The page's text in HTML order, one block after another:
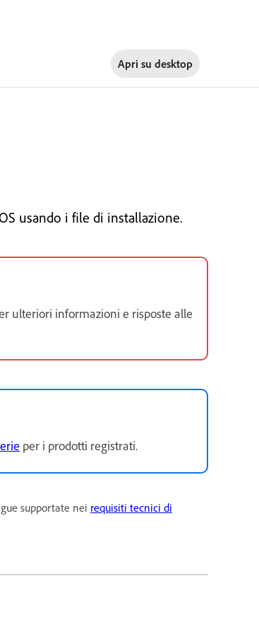
Apri su desktop
usando i file di installazione.
ulteriori informazioni e risposte alle
per i prodotti registrati.
supportate nei requisiti tecnici di